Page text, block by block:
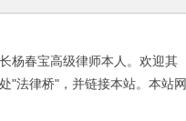
杨春宝高级律师本人。欢迎其
"法律桥"，并链接本站。本站网